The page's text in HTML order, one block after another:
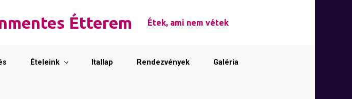
Étterem Étek, ami nem vétek
Ételeink Itallap Rendezvények Galéria